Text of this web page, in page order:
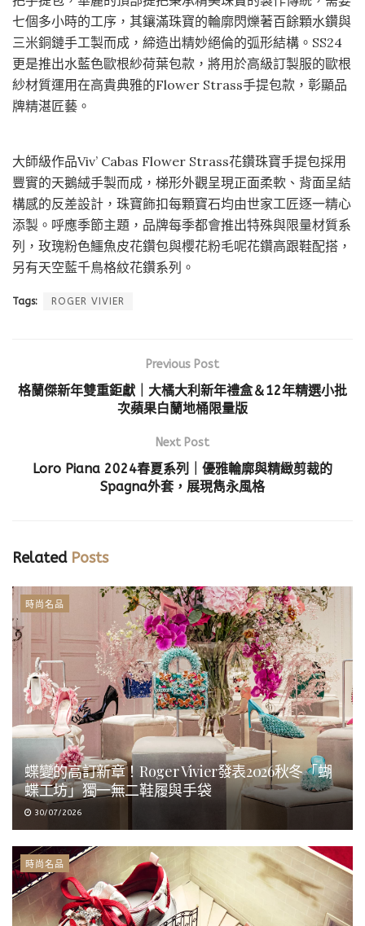
七個多小時的工序，其鑲滿珠寶的輪廓閃爍著百餘顆水鑽與
三米銅鏈手工製而成，締造出精妙絕倫的弧形結構。SS24
更是推出水藍色歐根紗荷葉包款，將用於高級訂製服的歐根
紗材質運用在高貴典雅的Flower Strass手提包款，彰顯品
牌精湛匠藝。
大師級作品Viv’ Cabas Flower Strass花鑽珠寶手提包採用
豐實的天鵝絨手製而成，梯形外觀呈現正面柔軟、背面呈結
構感的反差設計，珠寶飾扣每顆寶石均由世家工匠逐一精心
添製。呼應季節主題，品牌每季都會推出特殊與限量材質系
列，玫瑰粉色鱷魚皮花鑽包與櫻花粉毛呢花鑽高跟鞋配搭，
另有天空藍千鳥格紋花鑽系列。
Tags: ROGER VIVIER
Previous Post
格蘭傑新年雙重鉅獻｜大橘大利新年禮盒＆12年精選小批
次蘋果白蘭地桶限量版
Next Post
Loro Piana 2024春夏系列｜優雅輪廓與精緻剪裁的
Spagna外套，展現雋永風格
RelatedPosts
時尚名品
蝶變的高訂新章！Roger Vivier發表2026秋冬「蝴
蝶工坊」獨一無二鞋履與手袋
30/07/2026
時尚名品